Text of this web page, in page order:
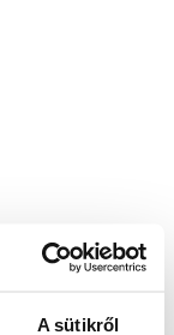
A sütikről